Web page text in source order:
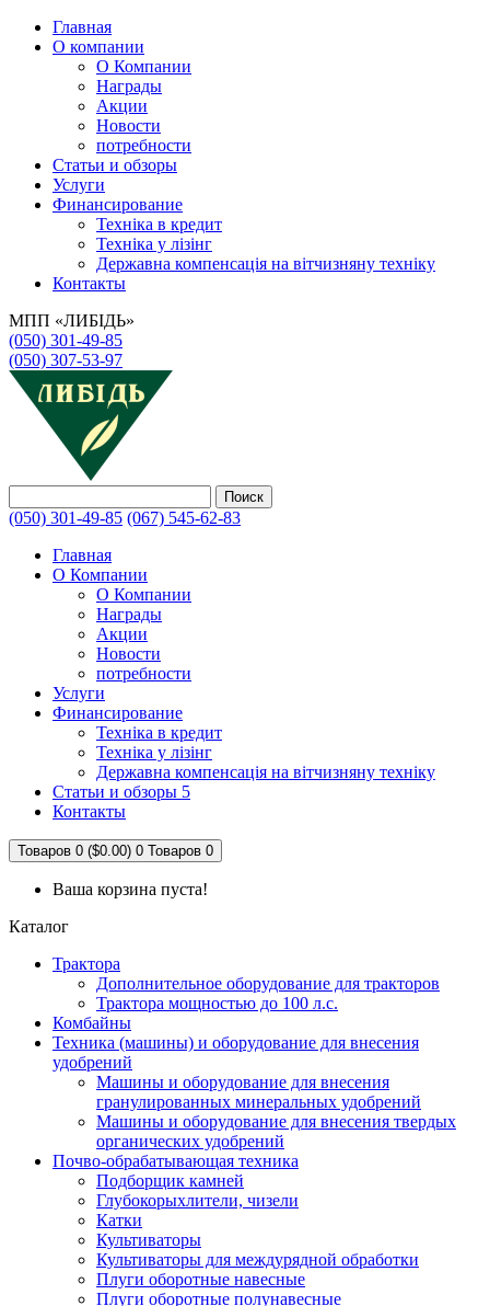
Главная
О компании
О Компании
Награды
Акции
Новости
потребности
Статьи и обзоры
Услуги
Финансирование
Техніка в кредит
Техніка у лізінг
Державна компенсація на вітчизняну техніку
Контакты
МПП «ЛИБІДЬ»
(050) 301-49-85
(050) 307-53-97
Поиск
(050) 301-49-85 (067) 545-62-83
Главная
О Компании
О Компании
Награды
Акции
Новости
потребности
Услуги
Финансирование
Техніка в кредит
Техніка у лізінг
Державна компенсація на вітчизняну техніку
Статьи и обзоры 5
Контакты
Товаров 0 ($0.00) 0 Товаров 0
Ваша корзина пуста!
Каталог
Трактора
Дополнительное оборудование для тракторов
Трактора мощностью до 100 л.с.
Комбайны
Техника (машины) и оборудование для внесения
удобрений
Машины и оборудование для внесения
гранулированных минеральных удобрений
Машины и оборудование для внесения твердых
органических удобрений
Почво-обрабатывающая техника
Подборщик камней
Глубокорыхлители, чизели
Катки
Культиваторы
Культиваторы для междурядной обработки
Плуги оборотные навесные
Плуги оборотные полунавесные